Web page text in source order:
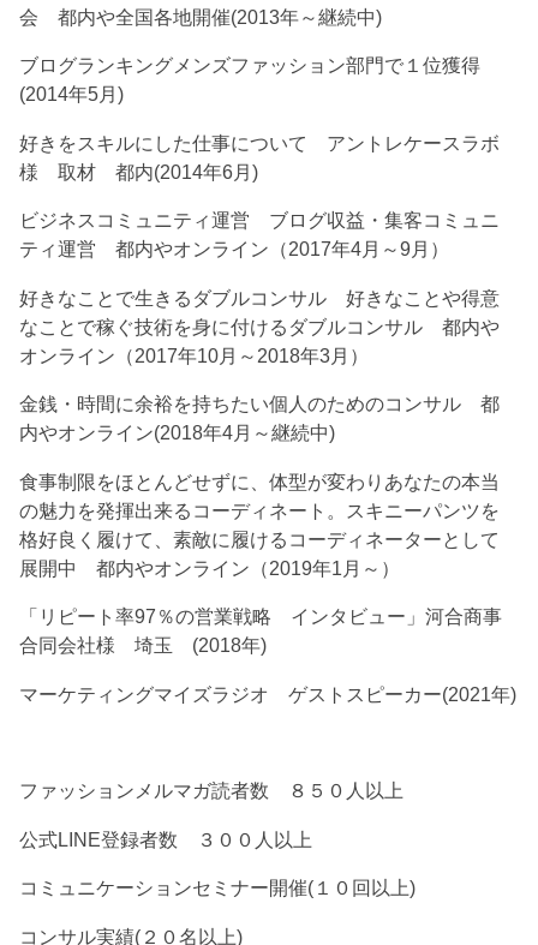
会 都内や全国各地開催(2013年～継続中)
ブログランキングメンズファッション部門で１位獲得
(2014年5月)
好きをスキルにした仕事について アントレケースラボ
様 取材 都内(2014年6月)
ビジネスコミュニティ運営 ブログ収益・集客コミュニ
ティ運営 都内やオンライン（2017年4月～9月）
好きなことで生きるダブルコンサル 好きなことや得意
なことで稼ぐ技術を身に付けるダブルコンサル 都内や
オンライン（2017年10月～2018年3月）
金銭・時間に余裕を持ちたい個人のためのコンサル 都
内やオンライン(2018年4月～継続中)
食事制限をほとんどせずに、体型が変わりあなたの本当
の魅力を発揮出来るコーディネート。スキニーパンツを
格好良く履けて、素敵に履けるコーディネーターとして
展開中 都内やオンライン（2019年1月～）
「リピート率97％の営業戦略 インタビュー」河合商事
合同会社様 埼玉 (2018年)
マーケティングマイズラジオ ゲストスピーカー(2021年)
ファッションメルマガ読者数 ８５０人以上
公式LINE登録者数 ３００人以上
コミュニケーションセミナー開催(１０回以上)
コンサル実績(２０名以上)